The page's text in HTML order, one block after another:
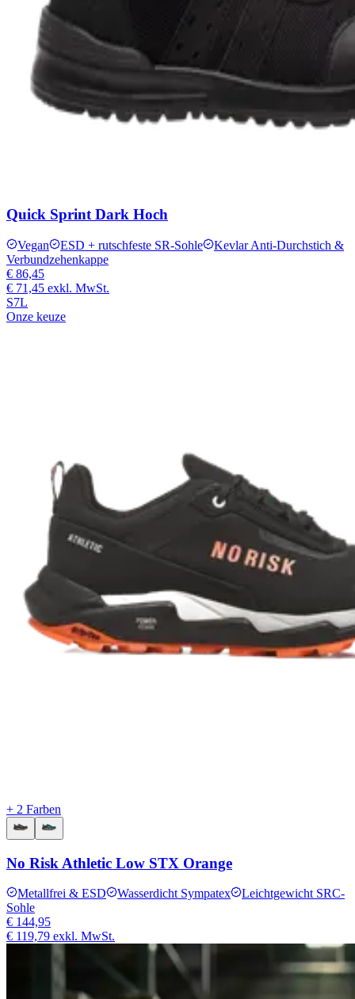
Quick Sprint Dark Hoch
Vegan ESD + rutschfeste SR-Sohle
Kevlar Anti-Durchstich &
Verbundzehenkappe
€ 86,45
€ 71,45 exkl. MwSt.
S7L
Onze keuze
+ 2 Farben
No Risk Athletic Low STX Orange
Metallfrei & ESD Wasserdicht Sympatex
Leichtgewicht SRC-
Sohle
€ 144,95
€ 119,79 exkl. MwSt.